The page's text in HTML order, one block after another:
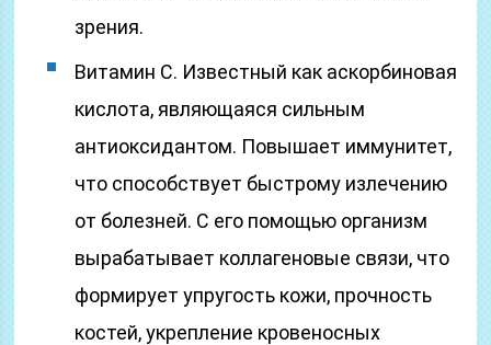
зрения.
Витамин С. Известный как аскорбиновая
кислота, являющаяся сильным
антиоксидантом. Повышает иммунитет,
что способствует быстрому излечению
от болезней. С его помощью организм
вырабатывает коллагеновые связи, что
формирует упругость кожи, прочность
костей, укрепление кровеносных